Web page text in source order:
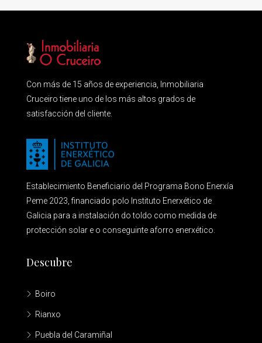
Con más de 15 años de experiencia, Inmobiliaria
Cruceiro tiene uno de los más altos grados de
satisfacción del cliente.
Establecimiento Beneficiario del Programa Bono Enerxía
Peme 2023, financiado polo Instituto Enerxético de
Galicia para a instalación do toldo como medida de
protección solar e o conseguinte aforro enerxético.
Descubre
Boiro
Rianxo
Puebla del Caramiñal